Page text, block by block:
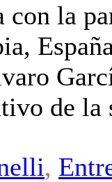
con la
de la
,